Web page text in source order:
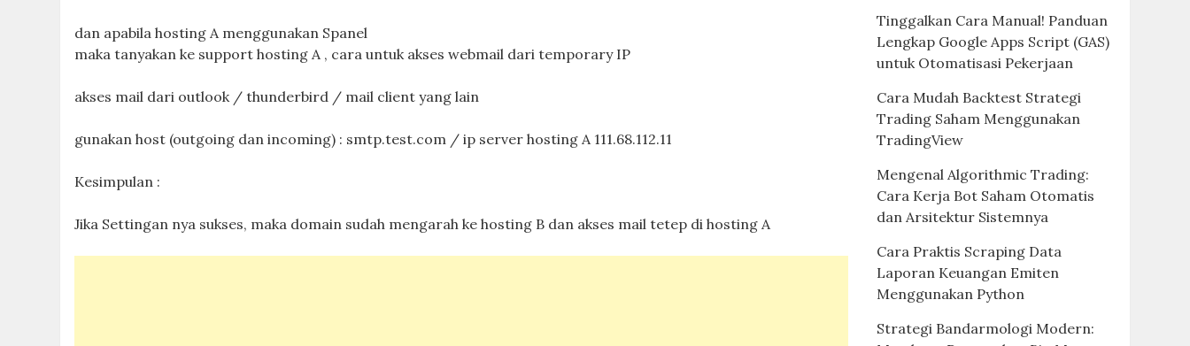
dan apabila hosting A menggunakan Spanel
maka tanyakan ke support hosting A , cara untuk akses webmail dari temporary IP
akses mail dari outlook / thunderbird / mail client yang lain
gunakan host (outgoing dan incoming) : smtp.test.com / ip server hosting A 111.68.112.11
Kesimpulan :
Jika Settingan nya sukses, maka domain sudah mengarah ke hosting B dan akses mail tetep di hosting A
Tinggalkan Cara Manual! Panduan
Lengkap Google Apps Script (GAS)
untuk Otomatisasi Pekerjaan
Cara Mudah Backtest Strategi
Trading Saham Menggunakan
TradingView
Mengenal Algorithmic Trading:
Cara Kerja Bot Saham Otomatis
dan Arsitektur Sistemnya
Cara Praktis Scraping Data
Laporan Keuangan Emiten
Menggunakan Python
Strategi Bandarmologi Modern: